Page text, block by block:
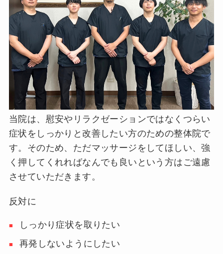
当院は、慰安やリラクゼーションではなくつらい
症状をしっかりと改善したい方のための整体院で
す。そのため、ただマッサージをしてほしい、強
く押してくれればなんでも良いという方はご遠慮
させていただきます。
反対に
しっかり症状を取りたい
再発しないようにしたい